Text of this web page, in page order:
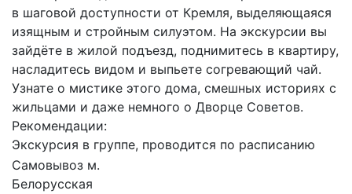
в шаговой доступности от Кремля, выделяющаяся
изящным и стройным силуэтом. На экскурсии вы
зайдёте в жилой подъезд, поднимитесь в квартиру,
насладитесь видом и выпьете согревающий чай.
Узнате о мистике этого дома, смешных историях с
жильцами и даже немного о Дворце Советов.
Рекомендации:
Экскурсия в группе, проводится по расписанию
Самовывоз м.
Белорусская